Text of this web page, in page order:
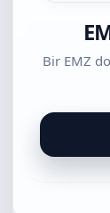
Bir EMZ